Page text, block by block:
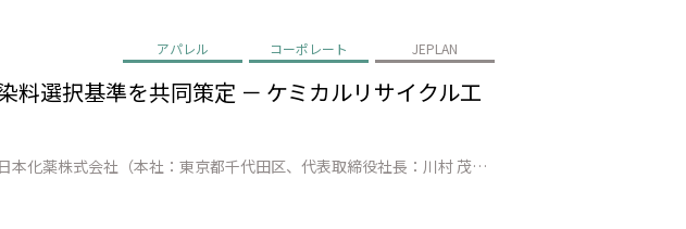
アパレル コーポレート JEPLAN
選択基準を共同策定 － ケミカルリサイクル工
株式会社JEPLAN（本社：神奈川県川崎市、代表取締役 執行役員社長：髙尾 正樹）と日本化薬株式会社（本社：東京都千代田区、代表取締役社長：川村 茂之）は、繊維 to 繊維のケミカルリサイクル（CR）における主要課題である「脱色工程のコスト高」を解決するため、共同で「CR脱色適合染料」の選択基準を策定しました。これによ…